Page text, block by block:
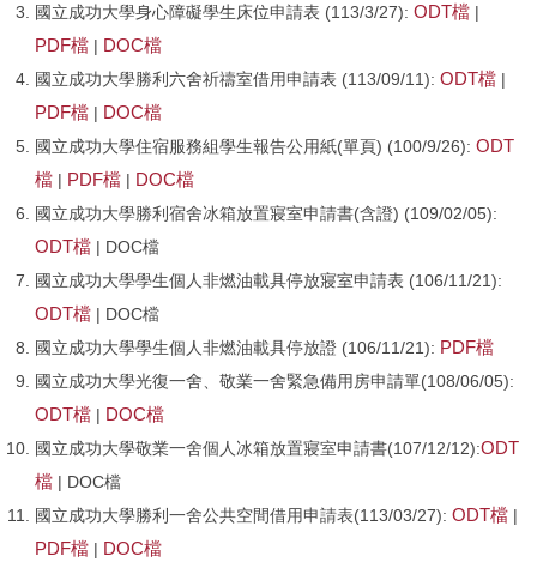
宿委會
常見Q&A
連繫方式
宿舍場地借用
宿舍簡易廚房
服務學習三
宿舍財務資訊
國立成功大學身心障礙學生床位申請表 (113/3/27): ODT檔 |
PDF檔 | DOC檔
國立成功大學勝利六舍祈禱室借用申請表 (113/09/11): ODT檔 |
PDF檔 | DOC檔
國立成功大學住宿服務組學生報告公用紙(單頁) (100/9/26): ODT
檔 | PDF檔 | DOC檔
國立成功大學勝利宿舍冰箱放置寢室申請書(含證) (109/02/05):
ODT檔 | DOC檔
國立成功大學學生個人非燃油載具停放寢室申請表 (106/11/21):
ODT檔 | DOC檔
國立成功大學學生個人非燃油載具停放證 (106/11/21): PDF檔
國立成功大學光復一舍、敬業一舍緊急備用房申請單(108/06/05):
ODT檔 | DOC檔
國立成功大學敬業一舍個人冰箱放置寢室申請書(107/12/12):ODT
檔 | DOC檔
國立成功大學勝利一舍公共空間借用申請表(113/03/27): ODT檔 |
PDF檔 | DOC檔